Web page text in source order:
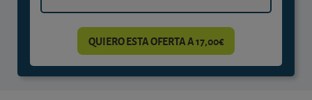
QUIERO ESTA OFERTA A 17,00€